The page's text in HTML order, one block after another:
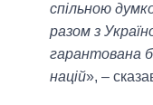
спільною
разом з
гарантована
націй», –